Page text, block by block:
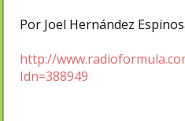
Por Joel Hernández
http://
Idn=388949